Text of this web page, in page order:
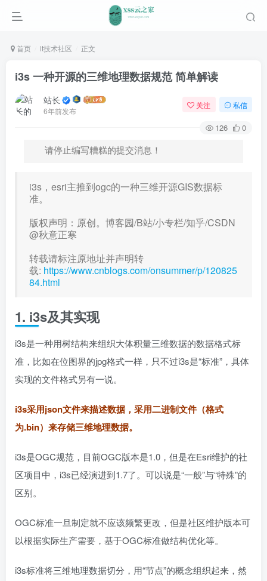
首页 it技术社区 正文
i3s 一种开源的三维地理数据规范 简单解读
站长
6年前发布
关注 私信
126 0
请停止编写糟糕的提交消息！
i3s，esri主推到ogc的一种三维开源GIS数据标
准。
版权声明：原创。博客园/B站/小专栏/知乎/CSDN
@秋意正寒
转载请标注原地址并声明转
载: https://www.cnblogs.com/onsummer/p/120825
84.html
1. i3s及其实现
i3s是一种用树结构来组织大体积量三维数据的数据格式标
准，比如在位图界的jpg格式一样，只不过i3s是“标准”，具体
实现的文件格式另有一说。
i3s采用json文件来描述数据，采用二进制文件（格式
为.bin）来存储三维地理数据。
i3s是OGC规范，目前OGC版本是1.0，但是在Esri维护的社
区项目中，i3s已经演进到1.7了。可以说是“一般”与“特殊”的
区别。
OGC标准一旦制定就不应该频繁更改，但是社区维护版本可
以根据实际生产需要，基于OGC标准做结构优化等。
i3s标准将三维地理数据切分，用“节点”的概念组织起来，然